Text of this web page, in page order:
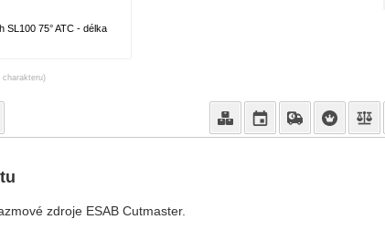
SL100 75° ATC - délka
charakteru)
zdroje ESAB Cutmaster.